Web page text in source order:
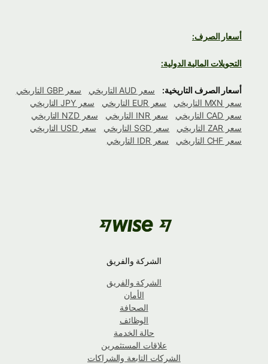
أسعار الصرف:
التحويلات المالية الدولية:
أسعار الصرف التاريخية: سعر AUD التاريخي
سعر GBP التاريخي
سعر MXN التاريخي
سعر EUR التاريخي
سعر JPY التاريخي
سعر CAD التاريخي
سعر INR التاريخي
سعر NZD التاريخي
سعر ZAR التاريخي
سعر SGD التاريخي
سعر USD التاريخي
سعر CHF التاريخي
سعر IDR التاريخي
الشركة والفريق
الشركة والفريق
الأمان
الصحافة
الوظائف
حالة الخدمة
علاقات المستثمرين
الشركات التابعة والشراكات